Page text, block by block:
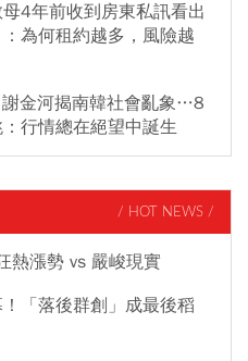
4年前收到房東私訊看出
為何租約越多，風險越
金河揭南韓社會亂象…8
行情總在絕望中誕生
/ HOT NEWS /
熱漲勢 vs 嚴峻現實
「落後群創」成最後稻